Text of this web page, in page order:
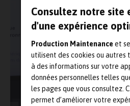
Consultez notre site
d'une expérience
Production Maintenanceet
utilisent des cookies ou autres
à des informations sur votre
données personnelles telles
les pages que vous consultez.
permet d’améliorer votre